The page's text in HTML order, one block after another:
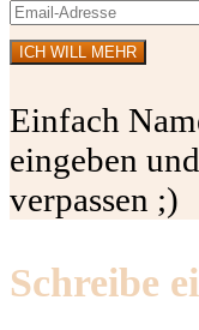
Einfach
eingeben
verpassen ;)
Schreibe